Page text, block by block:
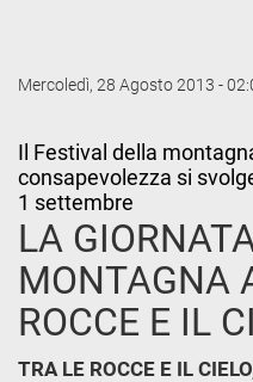
Mercoledì, 28 Agosto 2013 -
Il Festival della
consapevolezza si
1 settembre
LA
MONTAGNA
ROCCE E IL
TRA LE ROCCE E IL